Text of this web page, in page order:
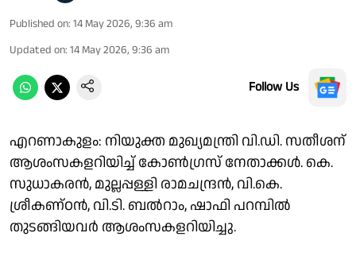
Published on: 14 May 2026, 9:36 am
Updated on: 14 May 2026, 9:36 am
Follow Us
എറണാകുളം: നിയുക്ത മുഖ്യമന്ത്രി വി.ഡി. സതീശന്
ആശംസകളറിയിച്ച് കോൺഗ്രസ് നേതാക്കൾ. കെ.
സുധാകരൻ, മുല്ലപ്പള്ളി രാമചന്ദ്രൻ, വി.കെ.
ശ്രീകണ്ഠൻ, വി.ടി. ബൽറാം, ഷാഫി പറമ്പിൽ
തുടങ്ങിയവർ ആശംസകളറിയിച്ചു.